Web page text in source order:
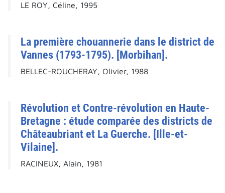
LE ROY, Céline, 1995
La première chouannerie dans le district de
Vannes (1793-1795). [Morbihan].
BELLEC-ROUCHERAY, Olivier, 1988
Révolution et Contre-révolution en Haute-
Bretagne : étude comparée des districts de
Châteaubriant et La Guerche. [Ille-et-
Vilaine].
RACINEUX, Alain, 1981